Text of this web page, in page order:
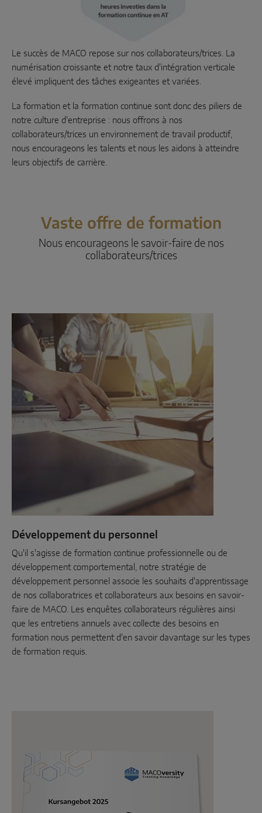
PORTES
Instinct by MACO
MACO Protect M-TS
MACO Protect A-TS
MACO Tronic
SOLUTIONS DE SERVICE
Service numérique
Service de normalisation
Le succès de MACO repose sur nos collaborateurs/trices. La
numérisation croissante et notre taux d'intégration verticale
élevé impliquent des tâches exigeantes et variées.
La formation et la formation continue sont donc des piliers de
notre culture d'entreprise : nous offrons à nos
collaborateurs/trices un environnement de travail productif,
nous encourageons les talents et nous les aidons à atteindre
leurs objectifs de carrière.
Vaste offre de formation
Nous encourageons le savoir-faire de nos
collaborateurs/trices
Développement du personnel
Qu'il s'agisse de formation continue professionnelle ou de
développement comportemental, notre stratégie de
développement personnel associe les souhaits d'apprentissage
de nos collaboratrices et collaborateurs aux besoins en savoir-
faire de MACO. Les enquêtes collaborateurs régulières ainsi
que les entretiens annuels avec collecte des besoins en
formation nous permettent d'en savoir davantage sur les types
de formation requis.